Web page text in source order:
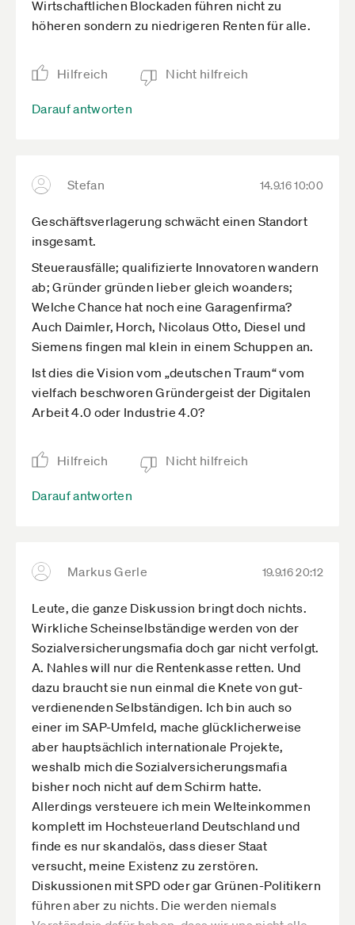
Wirtschaftlichen Blockaden führen nicht zu
höheren sondern zu niedrigeren Renten für alle.
Hilfreich Nicht hilfreich
Darauf antworten
Stefan 14.9.16 10:00
Geschäftsverlagerung schwächt einen Standort
insgesamt.
Steuerausfälle; qualifizierte Innovatoren wandern
ab; Gründer gründen lieber gleich woanders;
Welche Chance hat noch eine Garagenfirma?
Auch Daimler, Horch, Nicolaus Otto, Diesel und
Siemens fingen mal klein in einem Schuppen an.
Ist dies die Vision vom „deutschen Traum“ vom
vielfach beschworen Gründergeist der Digitalen
Arbeit 4.0 oder Industrie 4.0?
Hilfreich Nicht hilfreich
Darauf antworten
Markus Gerle 19.9.16 20:12
Leute, die ganze Diskussion bringt doch nichts.
Wirkliche Scheinselbständige werden von der
Sozialversicherungsmafia doch gar nicht verfolgt.
A. Nahles will nur die Rentenkasse retten. Und
dazu braucht sie nun einmal die Knete von gut-
verdienenden Selbständigen. Ich bin auch so
einer im SAP-Umfeld, mache glücklicherweise
aber hauptsächlich internationale Projekte,
weshalb mich die Sozialversicherungsmafia
bisher noch nicht auf dem Schirm hatte.
Allerdings versteuere ich mein Welteinkommen
komplett im Hochsteuerland Deutschland und
finde es nur skandalös, dass dieser Staat
versucht, meine Existenz zu zerstören.
Diskussionen mit SPD oder gar Grünen-Politikern
führen aber zu nichts. Die werden niemals